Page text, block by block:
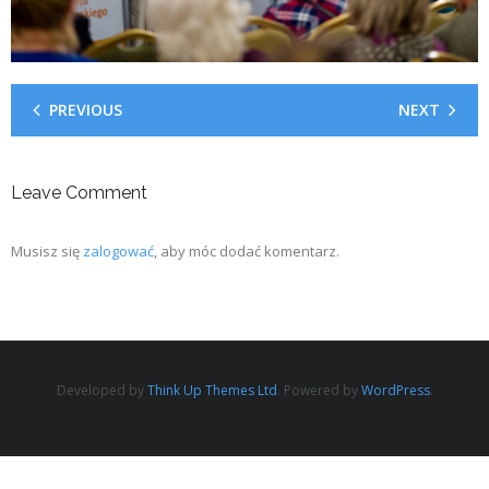
PREVIOUS NEXT
Leave Comment
Musisz się zalogować, aby móc dodać komentarz.
Developed byThink Up Themes Ltd. Powered byWordPress.